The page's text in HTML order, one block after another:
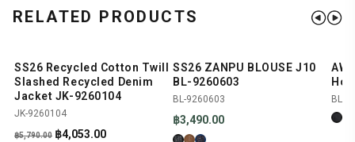
RELATED PRODUCTS
-30% SHOP NOW
SS26 Recycled Cotton Twill
Slashed Recycled Denim
Jacket JK-9260104
JK-9260104
฿5,790.00 Original
฿4,053.00Current
NEW SHOP NOW
SS26 ZANPU BLOUSE J10
BL-9260603
BL-9260603
฿3,490.00
BL-